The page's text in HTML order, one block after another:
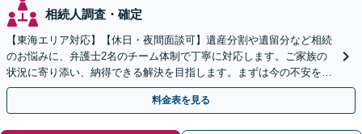
相続人調査・確定
【東海エリア対応】【休日・夜間面談可】遺産分割や遺留分など相続
のお悩みに、弁護士2名のチーム体制で丁寧に対応します。ご家族の
状況に寄り添い、納得できる解決を目指します。まずは今の不安をお
聞かせください【メール・WEB相談可】
料金表を見る